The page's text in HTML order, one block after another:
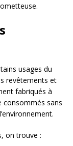
usages du
revêtements et
fabriqués à
consommés sans
on trouve :